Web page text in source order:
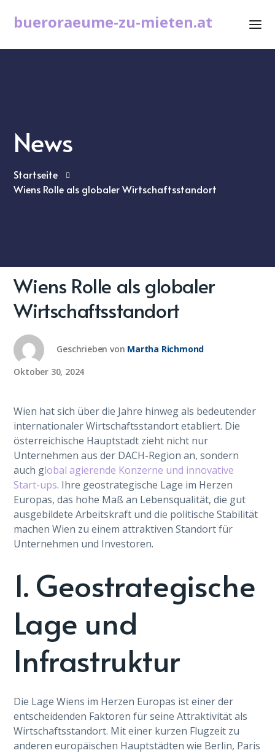
bueroraeume-zu-mieten.at
News
Startseite
Wiens Rolle als globaler Wirtschaftsstandort
Wiens Rolle als globaler
Wirtschaftsstandort
Geschrieben von Martha Richmond
Oktober 30, 2024
Wien hat sich über die Jahre hinweg als bedeutender
internationaler Wirtschaftsstandort etabliert. Die
österreichische Hauptstadt zieht nicht nur
Unternehmen aus der DACH-Region an, sondern
auch global agierende Konzerne und innovative
Start-ups. Ihre geostrategische Lage im Herzen
Europas, das hohe Maß an Lebensqualität, die gut
ausgebildete Arbeitskraft und die politische Stabilität
machen Wien zu einem attraktiven Standort für
Unternehmen und Investoren.
1. Geostrategische
Lage und
Infrastruktur
Die Lage Wiens im Herzen Europas ist einer der
entscheidenden Faktoren für seine Attraktivität als
Wirtschaftsstandort. Mit einer kurzen Flugzeit zu
anderen europäischen Hauptstädten wie Berlin, Paris